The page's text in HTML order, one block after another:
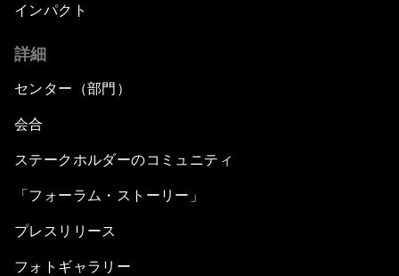
インパクト
詳細
センター（部門）
会合
ステークホルダーのコミュニティ
「フォーラム・ストーリー」
プレスリリース
フォトギャラリー